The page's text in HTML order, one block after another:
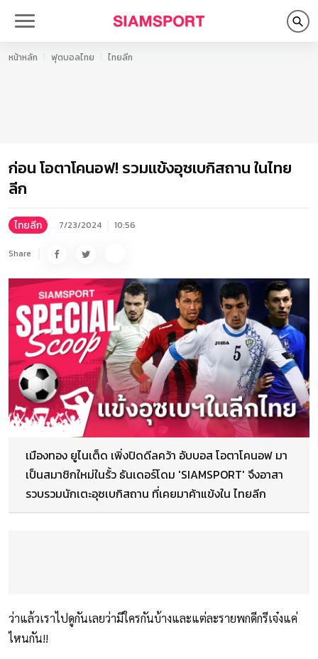
หน้าหลัก ฟุตบอลไทย ไทยลีก
ก่อน โอตาโคนอฟ! รวมแข้งอุซเบกิสถาน ในไทย
ลีก
ไทยลีก 7/23/2024 10:56
Share
เมืองทอง ยูไนเต็ด เพิ่งปิดดีลคว้า อับบอส โอตาโคนอฟ มา
เป็นสมาชิกใหม่ในรั้ว ธันเดอร์โดม 'SIAMSPORT' จึงอาสา
รวบรวมนักเตะอุซเบกิสถาน ที่เคยมาค้าแข้งใน ไทยลีก
ว่าแล้วเราไปดูกันเลยว่ามีใครกันบ้างและแต่ละรายพกดีกรีเจ๋งแค่
ไหนกัน!!